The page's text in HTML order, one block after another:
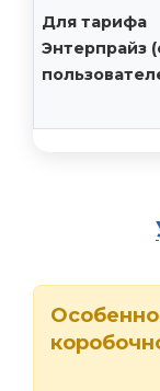
Для тарифа
Энтерпрайз